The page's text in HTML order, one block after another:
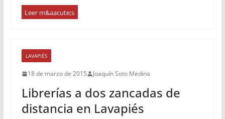
LAVAPIÉS
18 de marzo de 2015 Joaquín Soto Medina
Librerías a dos zancadas de
distancia en Lavapiés